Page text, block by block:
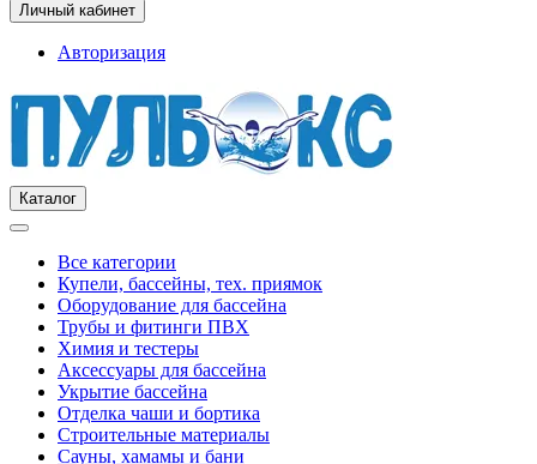
Личный кабинет
Авторизация
Каталог
Все категории
Купели, бассейны, тех. приямок
Оборудование для бассейна
Трубы и фитинги ПВХ
Химия и тестеры
Аксессуары для бассейна
Укрытие бассейна
Отделка чаши и бортика
Строительные материалы
Сауны, хамамы и бани